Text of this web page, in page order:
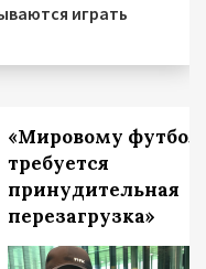
играть
«Мировому
требуется
принудительная
перезагрузка»